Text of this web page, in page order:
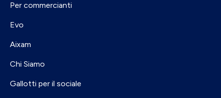
Per commercianti
Evo
Aixam
Chi Siamo
Gallotti per il sociale